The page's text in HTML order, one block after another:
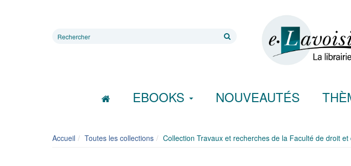
Rechercher
EBOOKS NOUVEAUTÉS
Accueil Toutes les collections Collection Travaux et recherches de la Faculté de droit